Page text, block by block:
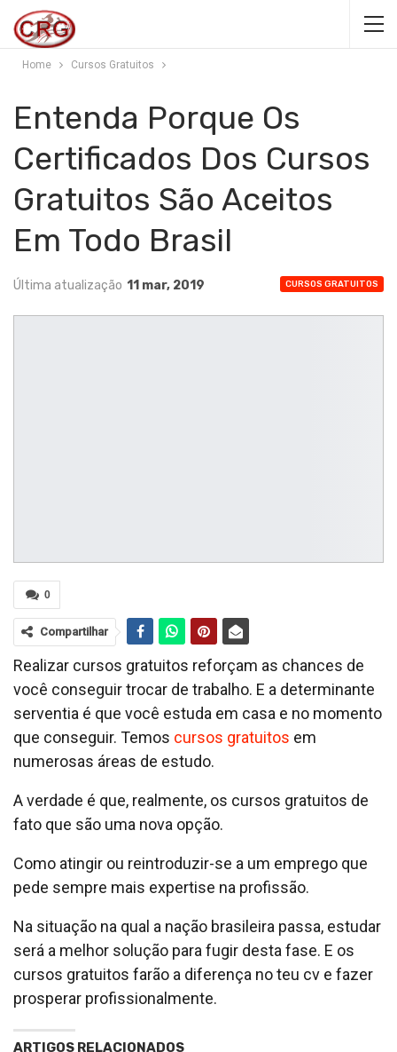
Home Cursos Gratuitos
Entenda Porque Os
Certificados Dos Cursos
Gratuitos São Aceitos
Em Todo Brasil
CURSOS GRATUITOS
Última atualização 11 mar, 2019
0
Compartilhar
Realizar cursos gratuitos reforçam as chances de
você conseguir trocar de trabalho. E a determinante
serventia é que você estuda em casa e no momento
que conseguir. Temos cursos gratuitos em
numerosas áreas de estudo.
A verdade é que, realmente, os cursos gratuitos de
fato que são uma nova opção.
Como atingir ou reintroduzir-se a um emprego que
pede sempre mais expertise na profissão.
Na situação na qual a nação brasileira passa, estudar
será a melhor solução para fugir desta fase. E os
cursos gratuitos farão a diferença no teu cv e fazer
prosperar profissionalmente.
ARTIGOS RELACIONADOS